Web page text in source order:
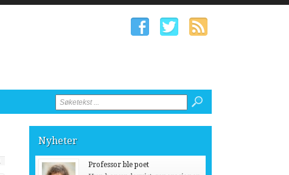
Nyheter
Professor ble poet